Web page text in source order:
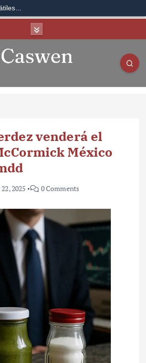
venderá el
México
2025 0 Comments